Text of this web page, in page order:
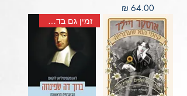
מחיר
זמין גם בדיגיטל